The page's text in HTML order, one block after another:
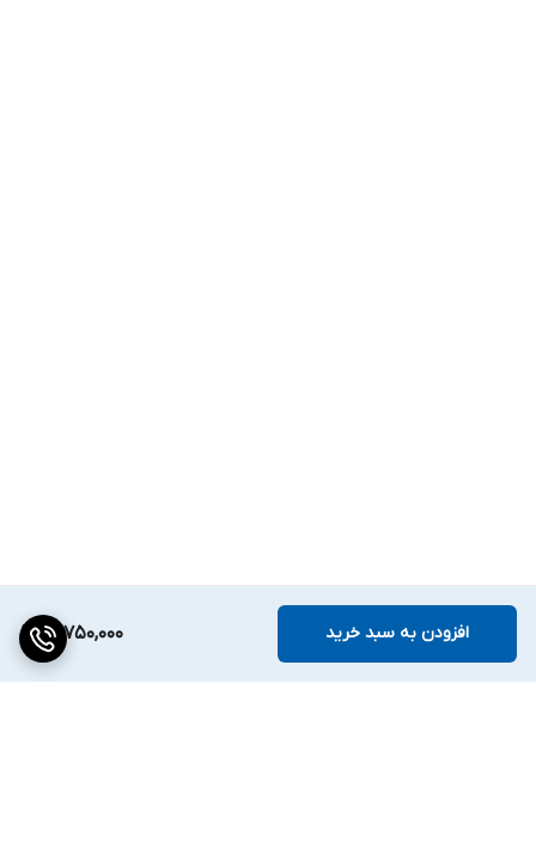
15,750,000 افزودن به سبد خرید